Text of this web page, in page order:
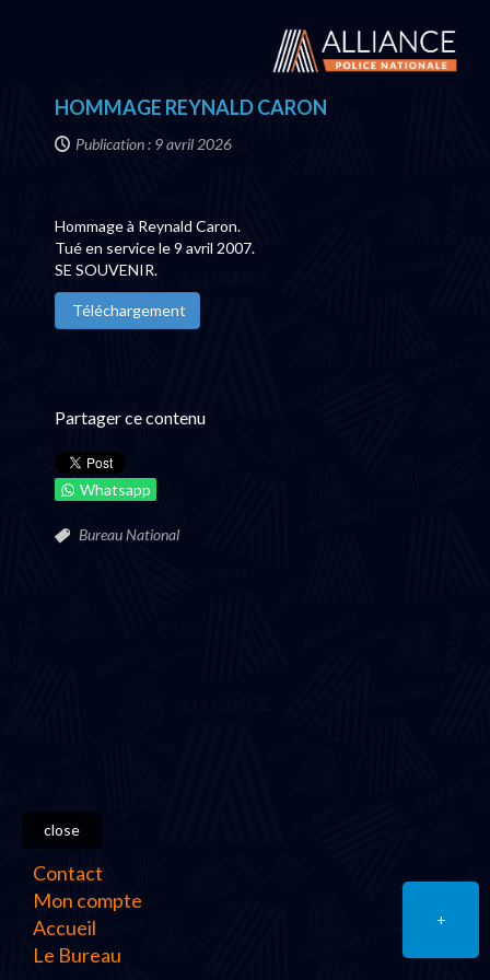
HOMMAGE REYNALD CARON
Publication : 9 avril 2026
Hommage à Reynald Caron.
Tué en service le 9 avril 2007.
SE SOUVENIR.
Téléchargement
Partager ce contenu
Whatsapp
Bureau National
+
close
Contact
Mon compte
Accueil
Le Bureau